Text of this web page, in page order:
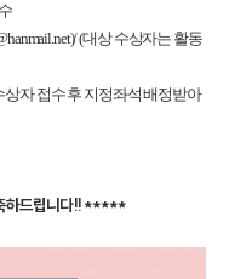
(대상 수상자는 활동
자 접수 후 지정좌석 배정받아
하드립니다 !! *****